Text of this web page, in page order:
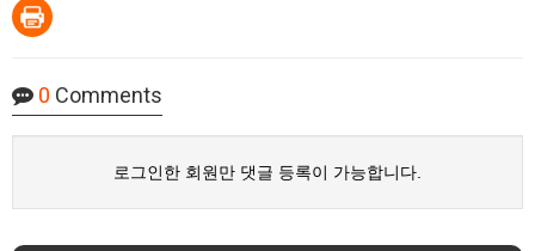
0 Comments
로그인한 회원만 댓글 등록이 가능합니다.